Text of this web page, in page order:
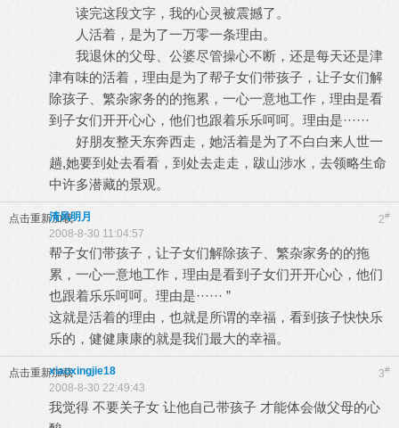
读完这段文字，我的心灵被震撼了。
人活着，是为了一万零一条理由。
我退休的父母、公婆尽管操心不断，还是每天还是津
津有味的活着，理由是为了帮子女们带孩子，让子女们解
除孩子、繁杂家务的的拖累，一心一意地工作，理由是看
到子女们开开心心，他们也跟着乐乐呵呵。理由是······
好朋友整天东奔西走，她活着是为了不白白来人世一
趟,她要到处去看看，到处去走走，跋山涉水，去领略生命
中许多潜藏的景观。
点击重新加载 2#
清风明月
2008-8-30 11:04:57
帮子女们带孩子，让子女们解除孩子、繁杂家务的的拖
累，一心一意地工作，理由是看到子女们开开心心，他们
也跟着乐乐呵呵。理由是······ ”
这就是活着的理由，也就是所谓的幸福，看到孩子快快乐
乐的，健健康康的就是我们最大的幸福。
点击重新加载 3#
xiaoxingjie18
2008-8-30 22:49:43
我觉得 不要关子女 让他自己带孩子 才能体会做父母的心